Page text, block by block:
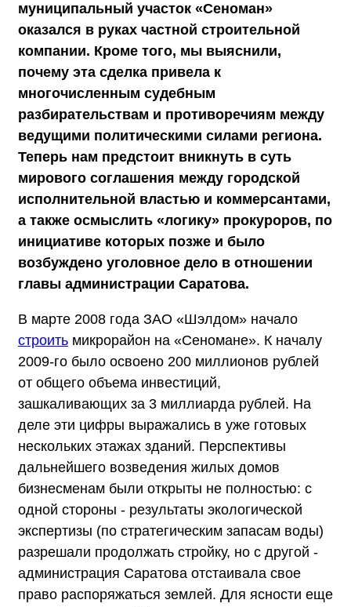
муниципальный участок «Сеноман»
оказался в руках частной строительной
компании. Кроме того, мы выяснили,
почему эта сделка привела к
многочисленным судебным
разбирательствам и противоречиям между
ведущими политическими силами региона.
Теперь нам предстоит вникнуть в суть
мирового соглашения между городской
исполнительной властью и коммерсантами,
а также осмыслить «логику» прокуроров, по
инициативе которых позже и было
возбуждено уголовное дело в отношении
главы администрации Саратова.
В марте 2008 года ЗАО «Шэлдом» начало
строить микрорайон на «Сеномане». К началу
2009-го было освоено 200 миллионов рублей
от общего объема инвестиций,
зашкаливающих за 3 миллиарда рублей. На
деле эти цифры выражались в уже готовых
нескольких этажах зданий. Перспективы
дальнейшего возведения жилых домов
бизнесменам были открыты не полностью: с
одной стороны - результаты экологической
экспертизы (по стратегическим запасам воды)
разрешали продолжать стройку, но с другой -
администрация Саратова отстаивала свое
право распоряжаться землей. Для ясности еще